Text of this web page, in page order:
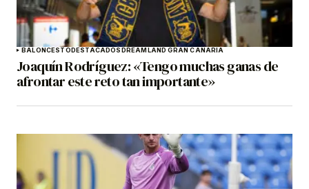
BALONCESTODESTACADOSDREAMLAND GRAN CANARIA
Joaquín Rodríguez: «Tengo muchas ganas de
afrontar este reto tan importante»